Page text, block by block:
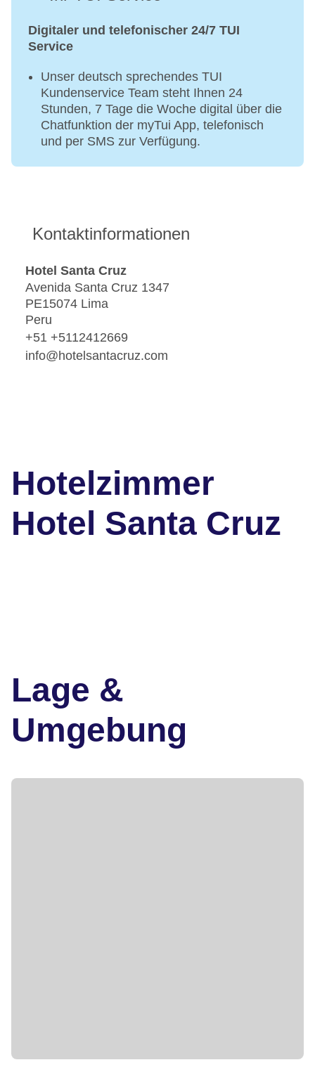
Digitaler und telefonischer 24/7 TUI
Service
Unser deutsch sprechendes TUI
Kundenservice Team steht Ihnen 24
Stunden, 7 Tage die Woche digital über die
Chatfunktion der myTui App, telefonisch
und per SMS zur Verfügung.
Kontaktinformationen
Hotel Santa Cruz
Avenida Santa Cruz 1347
PE15074 Lima
Peru
+51 +5112412669
info@hotelsantacruz.com
Hotelzimmer
Hotel Santa Cruz
Lage &
Umgebung